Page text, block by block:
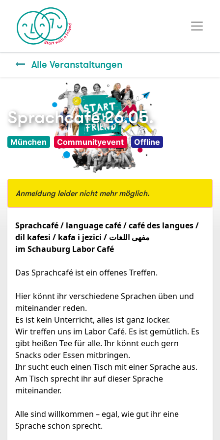
Alle Veranstaltungen
Sprachcafé 26.05.
München Communityevent Offline
Anmeldung leider nicht mehr möglich.
Sprachcafé / language café / café des langues /
dil kafesi / kafa i jezici / مفهى اللغات
im Schauburg Labor Café
Das Sprachcafé ist ein offenes Treffen.
Hier könnt ihr verschiedene Sprachen üben und
miteinander reden.
Es ist kein Unterricht, alles ist ganz locker.
Wir treffen uns im Labor Café. Es ist gemütlich. Es
gibt heißen Tee für alle. Ihr könnt euch gern
Snacks oder Essen mitbringen.
Ihr sucht euch einen Tisch mit einer Sprache aus.
Am Tisch sprecht ihr auf dieser Sprache
miteinander.
Alle sind willkommen – egal, wie gut ihr eine
Sprache schon sprecht.